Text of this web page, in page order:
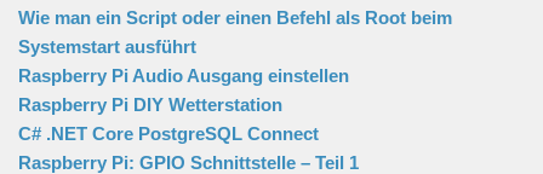
Wie man ein Script oder einen Befehl als Root beim
Systemstart ausführt
Raspberry Pi Audio Ausgang einstellen
Raspberry Pi DIY Wetterstation
C# .NET Core PostgreSQL Connect
Raspberry Pi: GPIO Schnittstelle – Teil 1